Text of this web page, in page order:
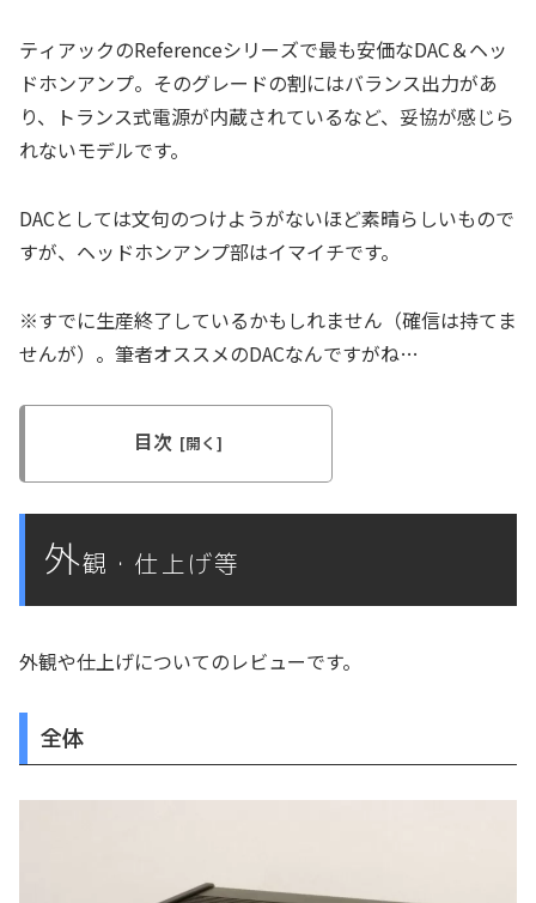
ティアックのReferenceシリーズで最も安価なDAC＆ヘッ
ドホンアンプ。そのグレードの割にはバランス出力があ
り、トランス式電源が内蔵されているなど、妥協が感じら
れないモデルです。
DACとしては文句のつけようがないほど素晴らしいもので
すが、ヘッドホンアンプ部はイマイチです。
※すでに生産終了しているかもしれません（確信は持てま
せんが）。筆者オススメのDACなんですがね…
目次
外観・仕上げ等
外観や仕上げについてのレビューです。
全体